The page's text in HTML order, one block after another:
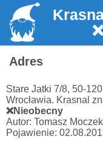
Adres
Stare Jatki 7/8, 50-
Wrocławia. Krasnal
❌Nieobecny
Autor: Tomasz Moczek
Pojawienie: